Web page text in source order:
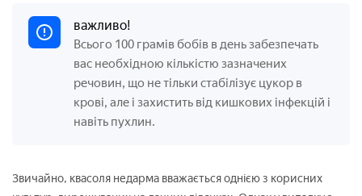
важливо!
Всього 100 грамів бобів в день забезпечать
вас необхідною кількістю зазначених
речовин, що не тільки стабілізує цукор в
крові, але і захистить від кишкових інфекцій і
навіть пухлин.
Звичайно, квасоля недарма вважається однією з корисних